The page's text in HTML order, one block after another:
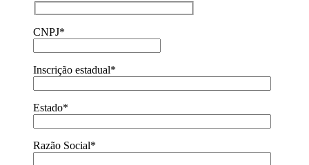
CNPJ*
Inscrição estadual*
Estado*
Razão Social*